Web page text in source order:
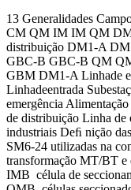
13 Generalidades
CM QM IM IM QM
distribuição DM1-A
GBC-B GBC-B QM
GBM DM1-A Linhade
Linhadeentrada
emergência
de distribuição Linha de
industriais Deﬁ nição
SM6-24 utilizadas na
transformação MT/BT
IMB célula de